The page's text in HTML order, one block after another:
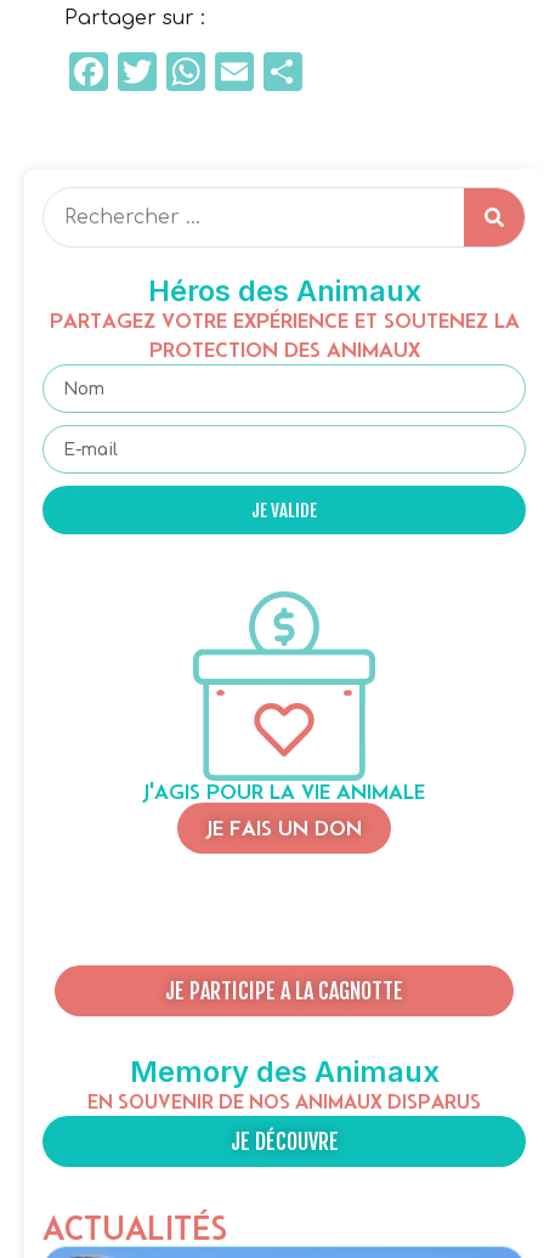
Partager sur :
Facebook
Twitter
WhatsApp
Email
Héros des Animaux
PARTAGEZ VOTRE EXPÉRIENCE ET SOUTENEZ LA
PROTECTION DES ANIMAUX
JE VALIDE
J'AGIS POUR LA VIE ANIMALE
JE FAIS UN DON
JE PARTICIPE A LA CAGNOTTE
Memory des Animaux
EN SOUVENIR DE NOS ANIMAUX DISPARUS
JE DÉCOUVRE
ACTUALITÉS